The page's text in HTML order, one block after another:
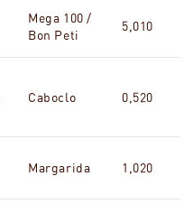
Mega 100 /
Bon Peti
5,010
Caboclo 0,520
Margarida 1,020